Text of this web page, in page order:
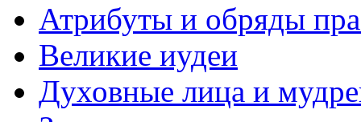
Атрибуты и обряды
Великие иудеи
Духовные лица и